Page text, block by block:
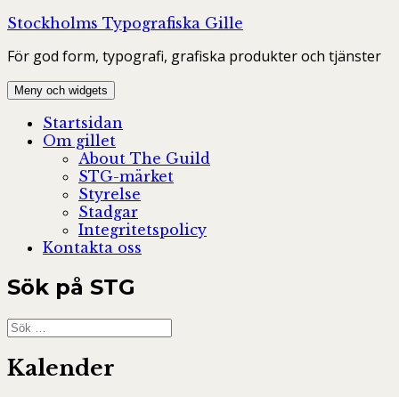
Hoppa
innehåll
Stockholms Typografiska Gille
För god form, typografi, grafiska produkter och tjänster
Meny och widgets
Startsidan
Om gillet
About The Guild
STG-märket
Styrelse
Stadgar
Integritetspolicy
Kontakta oss
Sök på STG
Sök
efter:
Kalender